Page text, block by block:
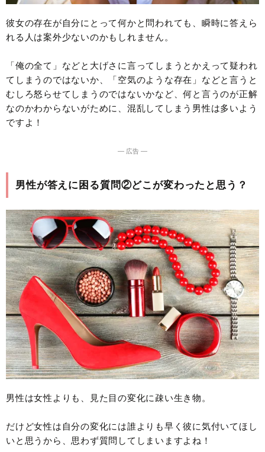
彼女の存在が自分にとって何かと問われても、瞬時に答えら
れる人は案外少ないのかもしれません。
「俺の全て」などと大げさに言ってしまうとかえって疑われ
てしまうのではないか、「空気のような存在」などと言うと
むしろ怒らせてしまうのではないかなど、何と言うのが正解
なのかわからないがために、混乱してしまう男性は多いよう
ですよ！
― 広告 ―
男性が答えに困る質問②どこが変わったと思う？
男性は女性よりも、見た目の変化に疎い生き物。
だけど女性は自分の変化には誰よりも早く彼に気付いてほし
いと思うから、思わず質問してしまいますよね！